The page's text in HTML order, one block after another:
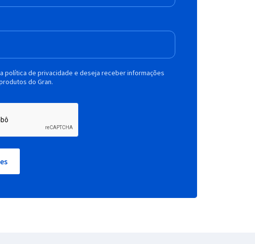
política de privacidade e deseja receber informações
do Gran.